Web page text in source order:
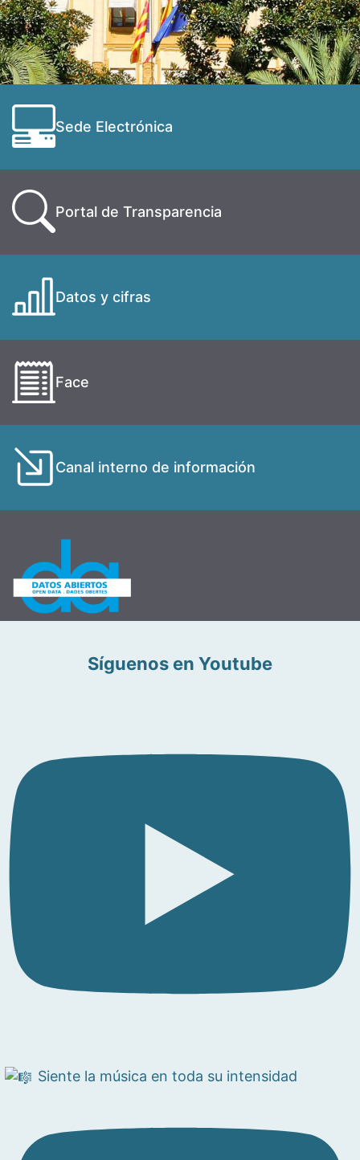
Sede Electrónica
Portal de Transparencia
Datos y cifras
Face
Canal interno de información
Síguenos en Youtube
Siente la música en toda su intensidad